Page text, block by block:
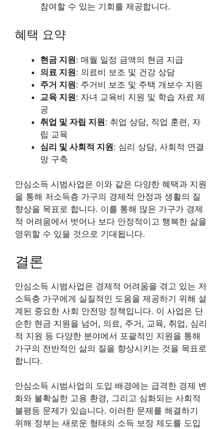
참여할 수 있는 기회를 제공합니다.
혜택 요약
현금 지원: 매월 일정 금액의 현금 지급
의료 지원: 의료비 보조 및 건강 상담
주거 지원: 주거비 보조 및 주택 개보수 지원
교육 지원: 자녀 교육비 지원 및 학습 자료 제
공
취업 및 자립 지원: 취업 상담, 직업 훈련, 자
립 교육
심리 및 사회적 지원: 심리 상담, 사회적 연결
망 구축
안심소득 시범사업은 이와 같은 다양한 혜택과 지원
을 통해 저소득층 가구의 경제적 안정과 생활의 질
향상을 목표로 합니다. 이를 통해 많은 가구가 경제
적 어려움에서 벗어나 보다 안정적이고 행복한 삶을
영위할 수 있을 것으로 기대됩니다.
결론
안심소득 시범사업은 경제적 어려움을 겪고 있는 저
소득층 가구에게 실질적인 도움을 제공하기 위해 설
계된 중요한 사회 안전망 정책입니다. 이 사업은 단
순한 현금 지원을 넘어, 의료, 주거, 교육, 취업, 심리
적 지원 등 다양한 분야에서 포괄적인 지원을 통해
가구의 전반적인 삶의 질을 향상시키는 것을 목표로
합니다.
안심소득 시범사업의 도입 배경에는 급격한 경제 변
화와 불확실한 고용 환경, 그리고 심화되는 사회적
불평등 문제가 있습니다. 이러한 문제를 해결하기
위해 정부는 새로운 형태의 소득 보장 제도를 도입